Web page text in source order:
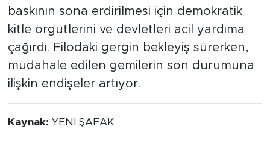
baskının sona erdirilmesi için demokratik
kitle örgütlerini ve devletleri acil yardıma
çağırdı. Filodaki gergin bekleyiş sürerken,
müdahale edilen gemilerin son durumuna
ilişkin endişeler artıyor.
Kaynak: YENİ ŞAFAK